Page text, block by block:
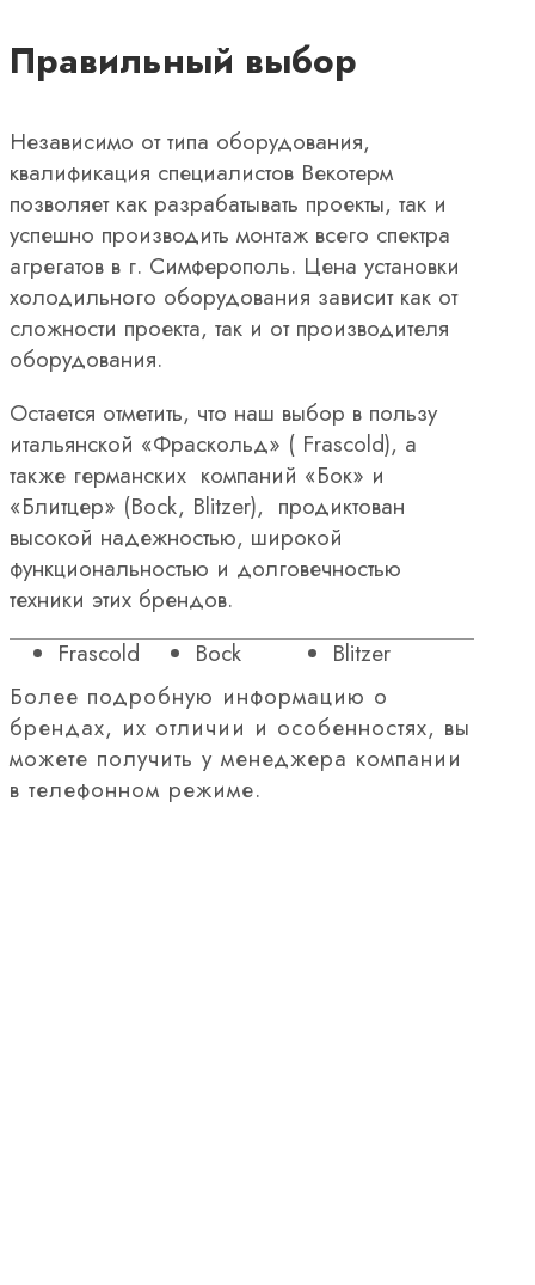
Правильный выбор
Независимо от типа оборудования,
квалификация специалистов Векотерм
позволяет как разрабатывать проекты, так и
успешно производить монтаж всего спектра
агрегатов в г. Симферополь. Цена установки
холодильного оборудования зависит как от
сложности проекта, так и от производителя
оборудования.
Остается отметить, что наш выбор в пользу
итальянской «Фраскольд» ( Frascold), а
также германских компаний «Бок» и
«Блитцер» (Bock, Blitzer), продиктован
высокой надежностью, широкой
функциональностью и долговечностью
техники этих брендов.
Frascold
Bock
Blitzer
Более подробную информацию о
брендах, их отличии и особенностях, вы
можете получить у менеджера компании
в телефонном режиме.